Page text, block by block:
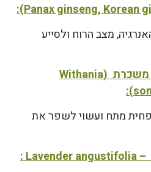
מצב הרוח ולסייע
שורש ויטניה (ויתניה) משכרת (Withania
מתח ועשוי לשפר את